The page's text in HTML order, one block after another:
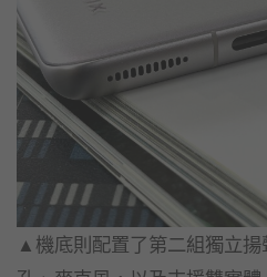
▲機底則配置了第二組獨立揚